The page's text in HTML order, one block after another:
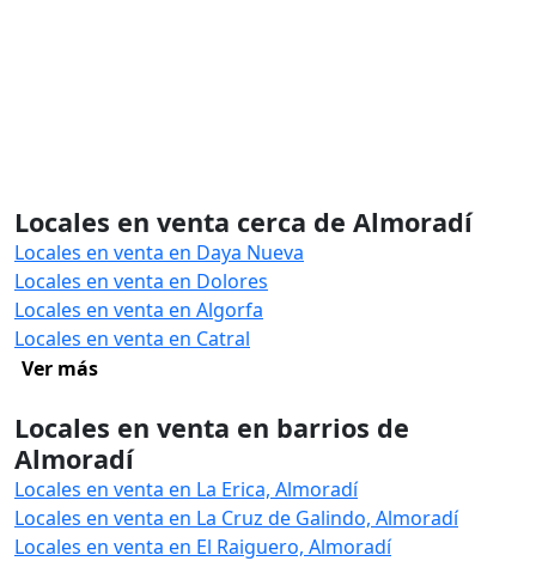
Locales en venta cerca de Almoradí
Locales en venta en Daya Nueva
Locales en venta en Dolores
Locales en venta en Algorfa
Locales en venta en Catral
Ver más
Locales en venta en barrios de
Almoradí
Locales en venta en La Erica, Almoradí
Locales en venta en La Cruz de Galindo, Almoradí
Locales en venta en El Raiguero, Almoradí